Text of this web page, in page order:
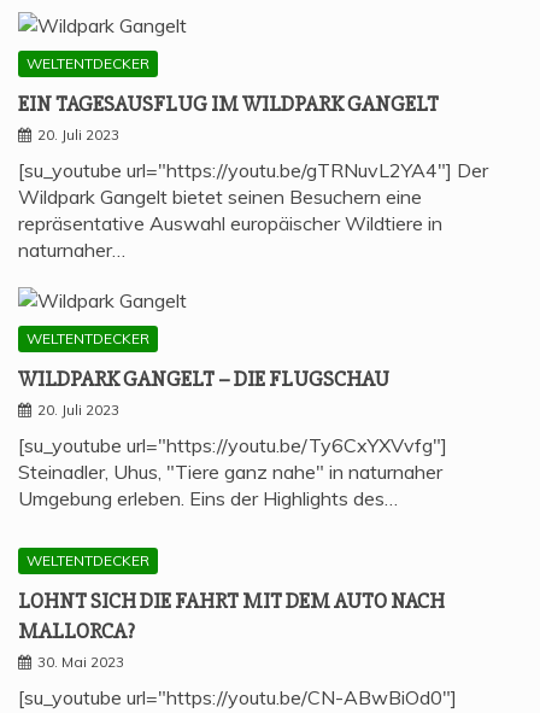
WELTENTDECKER
EIN TAGES­AUS­FLUG IM WILD­PARK GANGELT
20. Juli 2023
[su_youtube url="https://youtu.be/gTRNuvL2YA4"] Der
Wildpark Gangelt bietet seinen Besuchern eine
repräsentative Auswahl europäischer Wildtiere in
naturnaher…
WELTENTDECKER
WILD­PARK GAN­GELT – DIE FLUGSCHAU
20. Juli 2023
[su_youtube url="https://youtu.be/Ty6CxYXVvfg"]
Steinadler, Uhus, "Tiere ganz nahe" in naturnaher
Umgebung erleben. Eins der Highlights des…
WELTENTDECKER
LOHNT SICH DIE FAHRT MIT DEM AUTO NACH
MALLORCA?
30. Mai 2023
[su_youtube url="https://youtu.be/CN-ABwBiOd0"]